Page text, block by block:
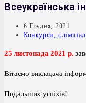
Всеукраїнська
Запис
опубліковано:
6 Грудня, 2021
Категорія
Конкурси,
25 листопада 2021 р.
Вітаємо викладача
Подальших успіхів!